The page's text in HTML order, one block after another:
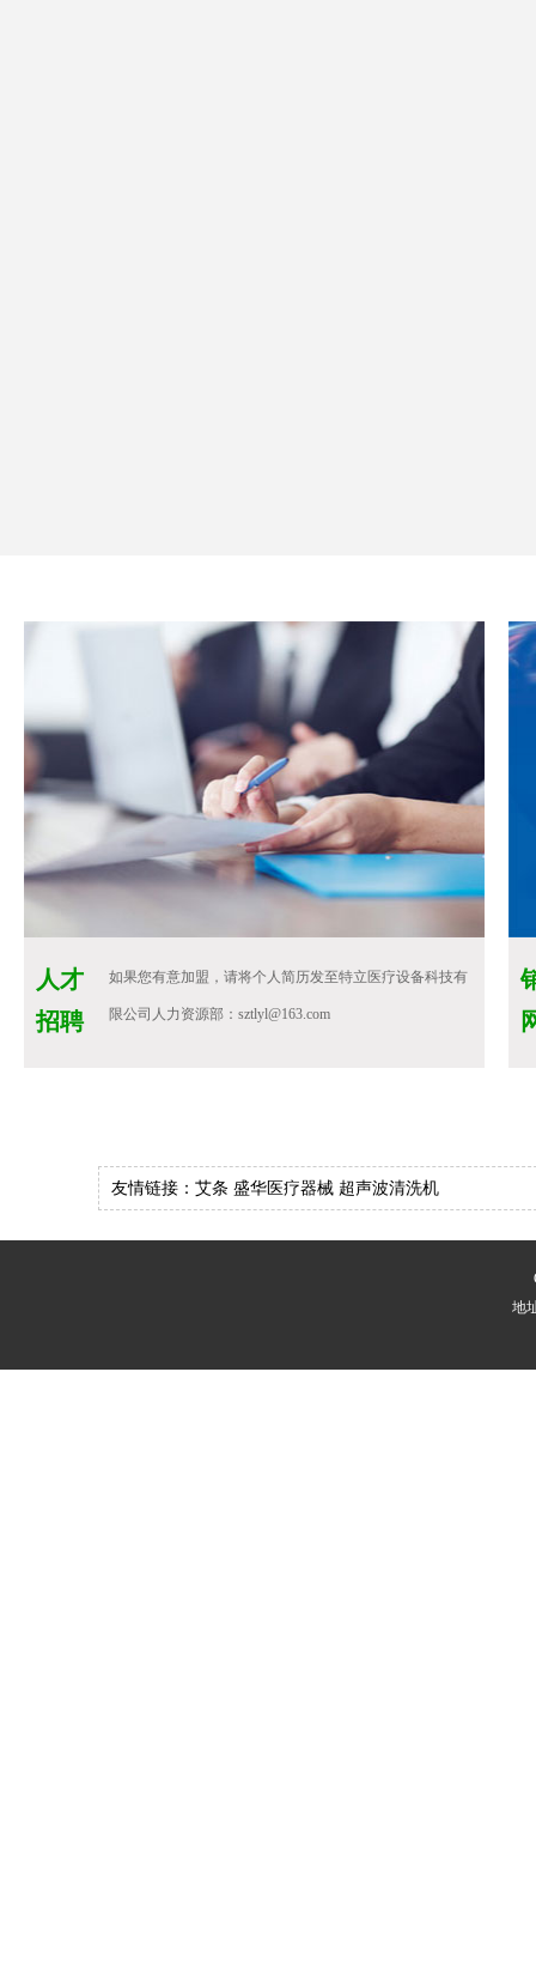
人才
招聘
如果您有意加盟，请将个人简历发至特立医疗设备科技有
限公司人力资源部：sztlyl@163.com
友情链接：艾条 盛华医疗器械 超声波清洗机
地